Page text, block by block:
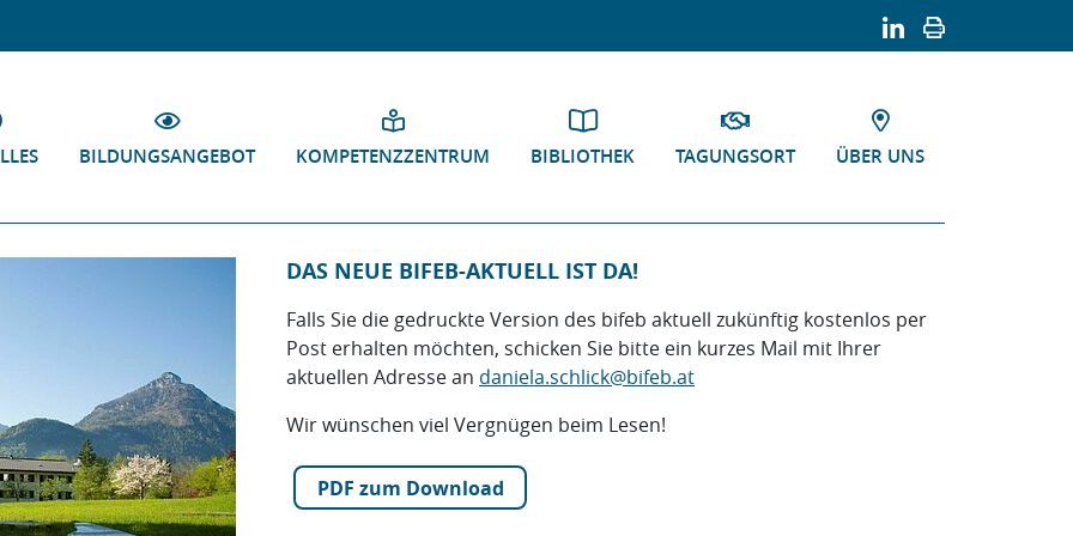
BILDUNGSANGEBOT KOMPETENZZENTRUM BIBLIOTHEK TAGUNGSORT ÜBER UNS
DAS NEUE BIFEB-AKTUELL IST DA!
Falls Sie die gedruckte Version des bifeb aktuell zukünftig kostenlos per
Post erhalten möchten, schicken Sie bitte ein kurzes Mail mit Ihrer
aktuellen Adresse an daniela.schlick@bifeb.at
Wir wünschen viel Vergnügen beim Lesen!
PDF zum Download